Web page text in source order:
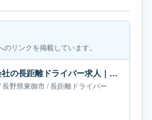
リンクを掲載しています。
アート梱包運輸株式会社の長距離ドライバー求人｜長野県東御市｜月給69万円
長野県東御市/長距離ドライバー